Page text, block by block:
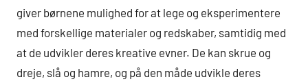
giver børnene mulighed for at lege og eksperimentere
med forskellige materialer og redskaber, samtidig med
at de udvikler deres kreative evner. De kan skrue og
dreje, slå og hamre, og på den måde udvikle deres